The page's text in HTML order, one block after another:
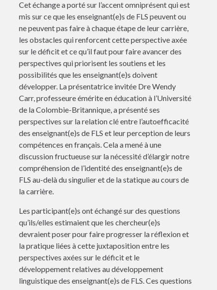
Cet échange a porté sur l’accent omniprésent qui est
mis sur ce que les enseignant(e)s de FLS peuvent ou
ne peuvent pas faire à chaque étape de leur carrière,
les obstacles qui renforcent cette perspective axée
sur le déficit et ce qu’il faut pour faire avancer des
perspectives qui priorisent les soutiens et les
possibilités que les enseignant(e)s doivent
développer. La présentatrice invitée Dre Wendy
Carr, professeure émérite en éducation à l’Université
de la Colombie-Britannique, a présenté ses
perspectives sur la relation clé entre l’autoefficacité
des enseignant(e)s de FLS et leur perception de leurs
compétences en français. Cela a mené à une
discussion fructueuse sur la nécessité d’élargir notre
compréhension de l’identité des enseignant(e)s de
FLS au-delà du singulier et de la statique au cours de
la carrière.
Les participant(e)s ont échangé sur des questions
qu’ils/elles estimaient que les chercheur(e)s
devraient poser pour faire progresser la réflexion et
la pratique liées à cette juxtaposition entre les
perspectives axées sur le déficit et le
développement relatives au développement
linguistique des enseignant(e)s de FLS. Ces questions